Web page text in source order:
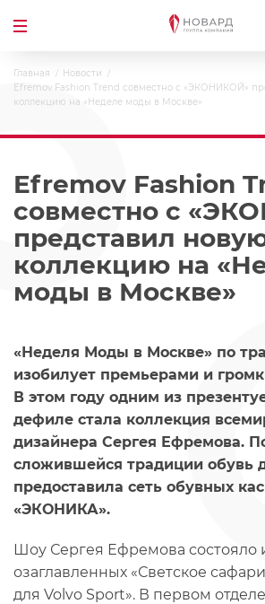
Главная
Новости
Efremov Fashion Trend совместно с «ЭКОНИКОЙ»
коллекцию на «Неделе моды в Москве»
Efremov Fashion
совместно с
представил
коллекцию на
моды в Москве»
«Неделя Моды в Москве» по
изобилует премьерами и
В этом году одним из
дефиле стала коллекция
дизайнера Сергея Ефремова.
сложившейся традиции обувь
предоставила сеть обувных
«ЭКОНИКА».
Шоу Сергея Ефремова состояло
озаглавленных «Светское
для Volvo Sport». В первом